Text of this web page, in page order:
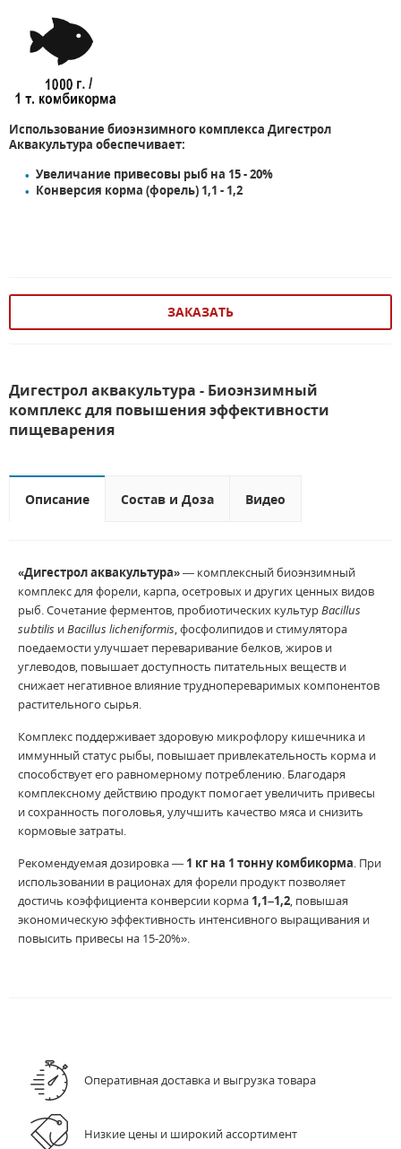
Использование биоэнзимного комплекса Дигестрол
Аквакультура обеспечивает:
Увеличание привесовы рыб на 15 - 20%
Конверсия корма (форель) 1,1 - 1,2
ЗАКАЗАТЬ
Дигестрол аквакультура - Биоэнзимный
комплекс для повышения эффективности
пищеварения
Описание Состав и Доза Видео
«Дигестрол аквакультура»— комплексный биоэнзимный
комплекс для форели, карпа, осетровых и других ценных видов
рыб. Сочетание ферментов, пробиотических культурBacillus
subtilis иBacilluslicheniformis, фосфолипидов и стимулятора
поедаемости улучшает переваривание белков, жиров и
углеводов, повышает доступность питательных веществ и
снижает негативное влияние труднопереваримых компонентов
растительного сырья.
Комплекс поддерживает здоровую микрофлору кишечника и
иммунный статус рыбы, повышает привлекательность корма и
способствует его равномерному потреблению. Благодаря
комплексному действию продукт помогает увеличить привесы
и сохранность поголовья, улучшить качество мяса и снизить
кормовые затраты.
Рекомендуемая дозировка — 1 кг на 1 тонну комбикорма. При
использовании в рационах для форели продукт позволяет
достичь коэффициента конверсии корма 1,1–1,2, повышая
экономическую эффективность интенсивного выращивания и
повысить привесы на 15-20%».
Оперативная доставка и выгрузка товара
Низкие цены и широкий ассортимент